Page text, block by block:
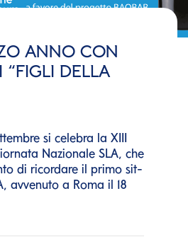
ANNO CON
“FIGLI DELLA
si celebra la XIII
Nazionale SLA, che
di ricordare il primo sit-
avvenuto a Roma il 18